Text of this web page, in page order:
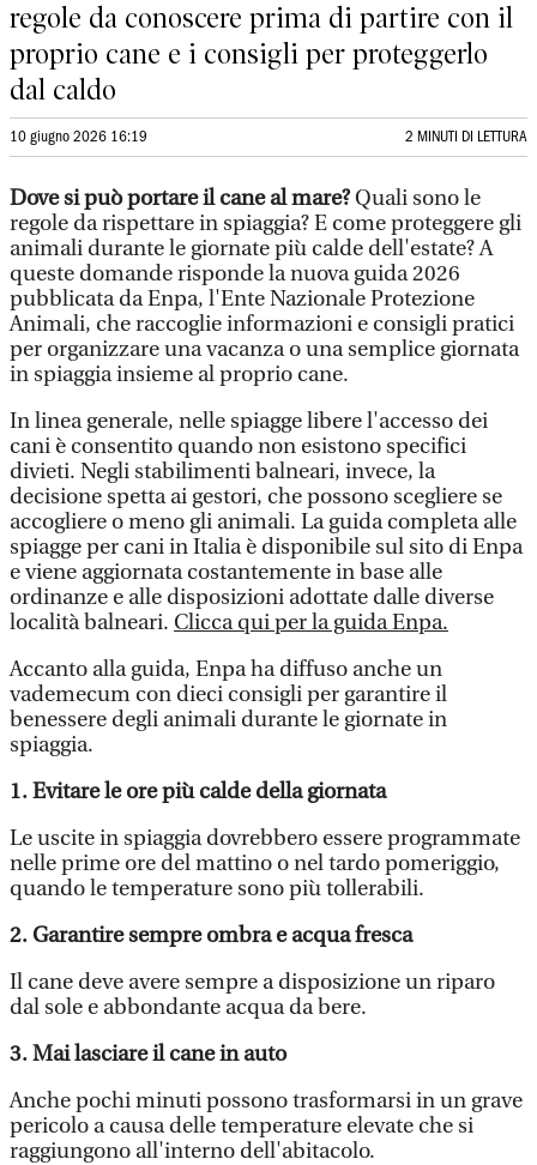
regole da conoscere prima di partire con il
proprio cane e i consigli per proteggerlo
dal caldo
10 giugno 2026 16:19 2 MINUTI DI LETTURA
Dove si può portare il cane al mare?Quali sono le
regole da rispettare in spiaggia? E come proteggere gli
animali durante le giornate più calde dell'estate? A
queste domande risponde la nuova guida 2026
pubblicata da Enpa, l'Ente Nazionale Protezione
Animali, che raccoglie informazioni e consigli pratici
per organizzare una vacanza o una semplice giornata
in spiaggia insieme al proprio cane.
In linea generale, nelle spiagge libere l'accesso dei
cani è consentito quando non esistono specifici
divieti. Negli stabilimenti balneari, invece, la
decisione spetta ai gestori, che possono scegliere se
accogliere o meno gli animali. La guida completa alle
spiagge per cani in Italia è disponibile sul sito di Enpa
e viene aggiornata costantemente in base alle
ordinanze e alle disposizioni adottate dalle diverse
località balneari. Clicca qui per la guida Enpa.
Accanto alla guida, Enpa ha diffuso anche un
vademecum con dieci consigli per garantire il
benessere degli animali durante le giornate in
spiaggia.
1. Evitare le ore più calde della giornata
Le uscite in spiaggia dovrebbero essere programmate
nelle prime ore del mattino o nel tardo pomeriggio,
quando le temperature sono più tollerabili.
2. Garantire sempre ombra e acqua fresca
Il cane deve avere sempre a disposizione un riparo
dal sole e abbondante acqua da bere.
3. Mai lasciare il cane in auto
Anche pochi minuti possono trasformarsi in un grave
pericolo a causa delle temperature elevate che si
raggiungono all'interno dell'abitacolo.